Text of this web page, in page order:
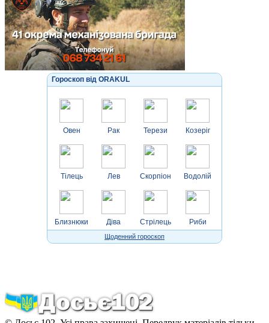
Гороскоп від ORAKUL
Овен
Тілець
Близнюки
Рак
Лев
Діва
Терези
Скорпіон
Стрілець
Козеріг
Водолій
Риби
Щоденний гороскоп